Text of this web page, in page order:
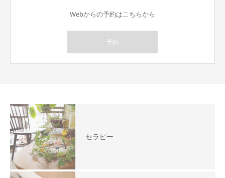
Webからの予約はこちらから
予約
セラピー